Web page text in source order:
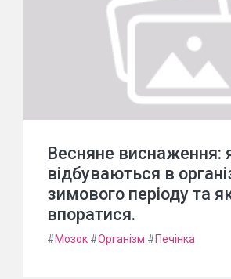
Весняне виснаження:
відбуваються в
зимового періоду та
впоратися.
#Мозок #Організм #Печінка